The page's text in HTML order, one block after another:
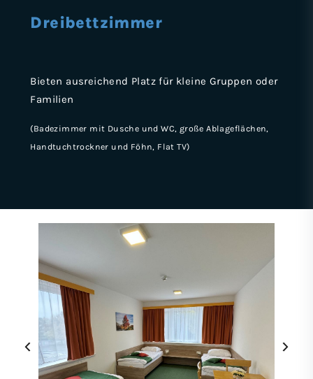
‹ ›
Dreibett­zimmer
Bieten ausreichend Platz für kleine Gruppen oder
Familien
(Badezimmer mit Dusche und WC, große Ablageflächen,
Handtuchtrockner und Föhn, Flat TV)